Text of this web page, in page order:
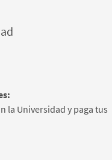
la Universidad y​ paga tus